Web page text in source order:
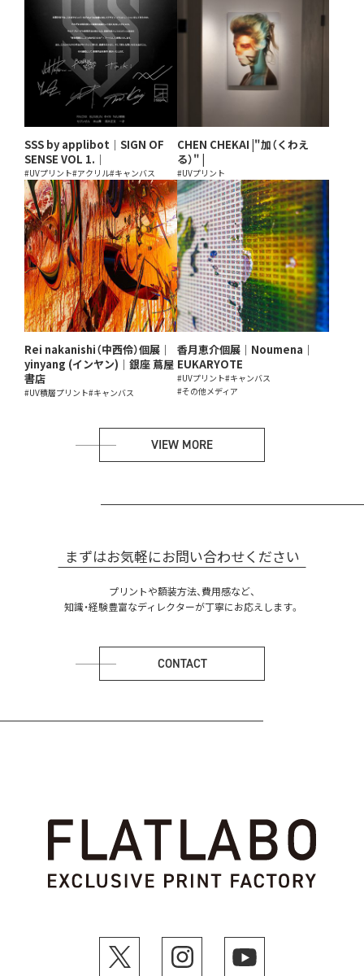
SSS by applibot｜SIGN OF
SENSE VOL 1.｜
#UVプリント#アクリル#キャンバス
CHEN CHEKAI |"加（くわえ
る）" |
#UVプリント
Rei nakanishi（中⻄伶）個展｜
yinyang (インヤン)｜銀座 蔦屋
書店
#UV積層プリント#キャンバス
香月恵介個展｜Noumena｜
EUKARYOTE
#UVプリント#キャンバス
#その他メディア
VIEW MORE
まずはお気軽にお問い合わせください
プリントや額装方法、費用感など、
知識・経験豊富なディレクターが丁寧にお応えします。
CONTACT